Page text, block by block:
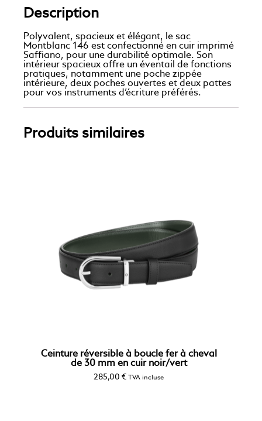
Description
Polyvalent, spacieux et élégant, le sac
Montblanc 146 est confectionné en cuir imprimé
Saffiano, pour une durabilité optimale. Son
intérieur spacieux offre un éventail de fonctions
pratiques, notamment une poche zippée
intérieure, deux poches ouvertes et deux pattes
pour vos instruments d’écriture préférés.
Produits similaires
Ceinture réversible à boucle fer à cheval
de 30 mm en cuir noir/vert
285,00 € TVA incluse